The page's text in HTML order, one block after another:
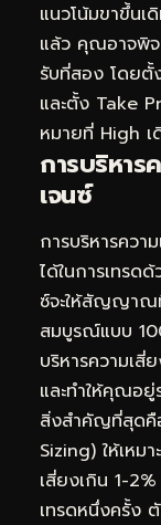
แนวโน้มขาขึ้นเ
แล้ว คุณอาจพิจ
รับที่สอง โดยตั้
และตั้ง Take
หมายที่ High เ
การบริหาร
เจนซ์
การบริหารควา
ได้ในการเทรด
ซ์จะให้สัญญาณ
สมบูรณ์แบบ
บริหารความเ
และทำให้คุณอยู่
สิ่งสำคัญที่สุดคื
Sizing) ให้เหม
เสี่ยงเกิน 1-
เทรดหนึ่งครั้ง